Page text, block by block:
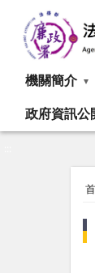
機關簡介
政府資訊公